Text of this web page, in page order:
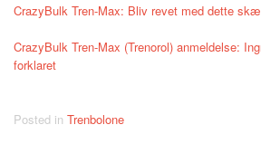
CrazyBulk Tren-Max: Bliv revet med dette
CrazyBulk Tren-Max (Trenorol) anmeldelse:
forklaret
Posted in Trenbolone